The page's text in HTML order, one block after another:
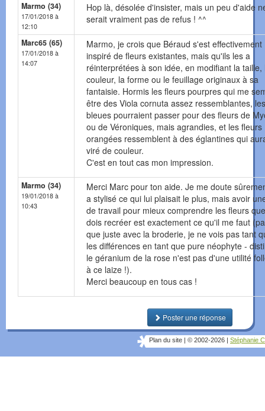
Marmo (34)
17/01/2018 à
12:10
Hop là, désolée d'insister, mais un peu d'aide
serait vraiment pas de refus ! ^^
Marc65 (65)
17/01/2018 à
14:07
Marmo, je crois que Béraud s'est effectivement
inspiré de fleurs existantes, mais qu'ils les a
réinterprétées à son idée, en modifiant la taille,
couleur, la forme ou le feuillage originaux à sa
fantaisie. Hormis les fleurs pourpres qui me
être des Viola cornuta assez ressemblantes,
bleues pourraient passer pour des fleurs de
ou de Véroniques, mais agrandies, et les fleurs
orangées ressemblent à des églantines qui
viré de couleur.
C'est en tout cas mon impression.
Marmo (34)
19/01/2018 à
10:43
Merci Marc pour ton aide. Je me doute
a stylisé ce qui lui plaisait le plus, mais avoir
de travail pour mieux comprendre les fleurs
dois recréer est exactement ce qu'il me faut
que juste avec la broderie, je ne vois pas tant
les différences en tant que pure néophyte -
le géranium de la rose n'est pas d'une utilité
à ce laize !).
Merci beaucoup en tous cas !
Poster une réponse
Plan du site © 2002-2026 Stéphanie C